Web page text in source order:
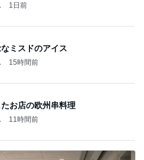
1日前
ミスドのアイス
15時間前
お店の欧州串料理
11時間前